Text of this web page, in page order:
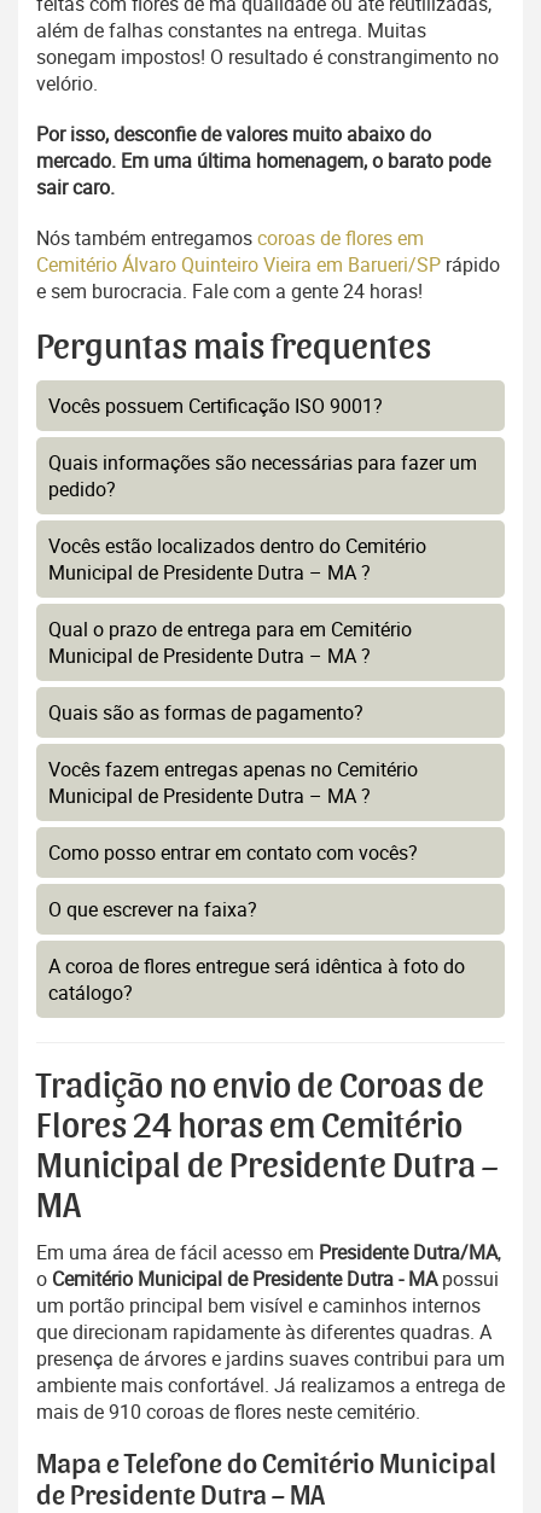
além de falhas constantes na entrega. Muitas
sonegam impostos! O resultado é constrangimento no
velório.
Por isso, desconfie de valores muito abaixo do
mercado. Em uma última homenagem, o barato pode
sair caro.
Nós também entregamoscoroas de flores em
Cemitério Álvaro Quinteiro Vieira em Barueri/SP rápido
e sem burocracia. Fale com a gente 24 horas!
Perguntas mais frequentes
Vocês possuem Certificação ISO 9001?
Quais informações são necessárias para fazer um
pedido?
Vocês estão localizados dentro do Cemitério
Municipal de Presidente Dutra – MA ?
Qual o prazo de entrega para em Cemitério
Municipal de Presidente Dutra – MA ?
Quais são as formas de pagamento?
Vocês fazem entregas apenas no Cemitério
Municipal de Presidente Dutra – MA ?
Como posso entrar em contato com vocês?
O que escrever na faixa?
A coroa de flores entregue será idêntica à foto do
catálogo?
Tradição no envio de Coroas de
Flores 24 horas em Cemitério
Municipal de Presidente Dutra –
MA
Em uma área de fácil acesso em Presidente Dutra/MA,
o Cemitério Municipal de Presidente Dutra - MApossui
um portão principal bem visível e caminhos internos
que direcionam rapidamente às diferentes quadras. A
presença de árvores e jardins suaves contribui para um
ambiente mais confortável. Já realizamos a entrega de
mais de 910 coroas de flores neste cemitério.
Mapa e Telefone do Cemitério Municipal
de Presidente Dutra – MA